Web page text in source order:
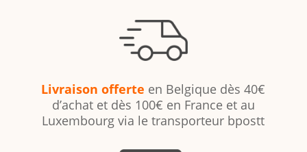
Livraison offerte en Belgique dès 40€
d’achat et dès 100€ en France et au
Luxembourg via le transporteur bpostt